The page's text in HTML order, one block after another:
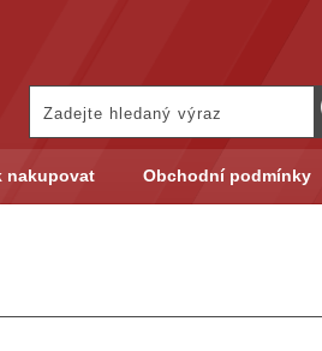
nakupovat Obchodní podmínky